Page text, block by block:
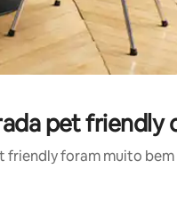
pet friendly
foram muito